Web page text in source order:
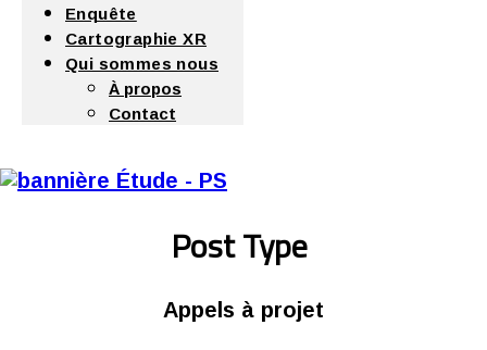
Enquête
Cartographie XR
Qui sommes nous
À propos
Contact
Post Type
Appels à projet